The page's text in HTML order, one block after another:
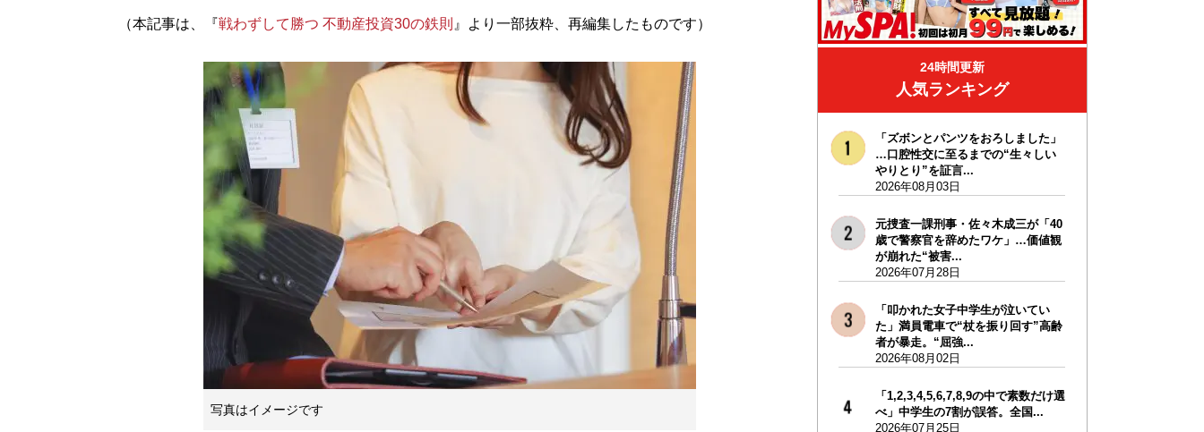
（本記事は、『戦わずして勝つ 不動産投資30の鉄則 』より一部抜粋、再編集したものです）
写真はイメージです
24時間更新
人気ランキング
「ズボンとパンツをおろしました」
…口腔性交に至るまでの“生々しい
やりとり”を証言...
2026年08月03日
元捜査一課刑事・佐々木成三が「40
歳で警察官を辞めたワケ」…価値観
が崩れた“被害...
2026年07月28日
「叩かれた女子中学生が泣いてい
た」満員電車で“杖を振り回す”高齢
者が暴走。“屈強...
2026年08月02日
「1,2,3,4,5,6,7,8,9の中で素数だけ選
べ」中学生の7割が誤答。全国...
2026年07月25日